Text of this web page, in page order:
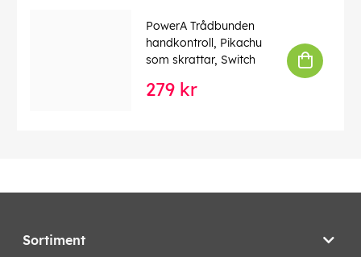
PowerA Trådbunden
handkontroll, Pikachu
som skrattar, Switch
279 kr
Sortiment